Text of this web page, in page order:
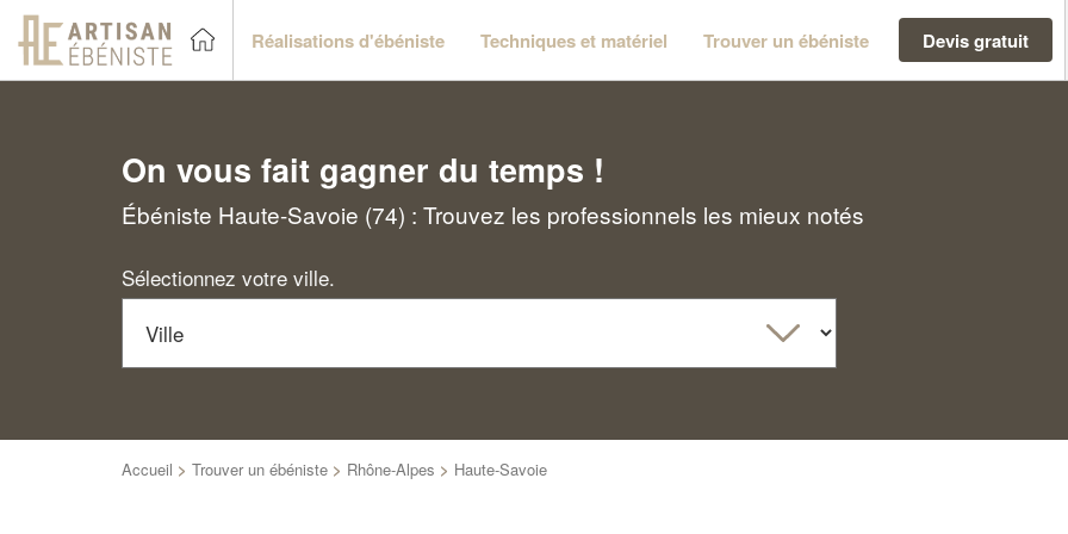
Réalisations d'ébéniste Techniques et matériel Trouver un ébéniste Devis gratuit
On vous fait gagner du temps !
Ébéniste Haute-Savoie (74) : Trouvez les professionnels les mieux notés
Sélectionnez votre ville.
Accueil > Trouver un ébéniste > Rhône-Alpes > Haute-Savoie